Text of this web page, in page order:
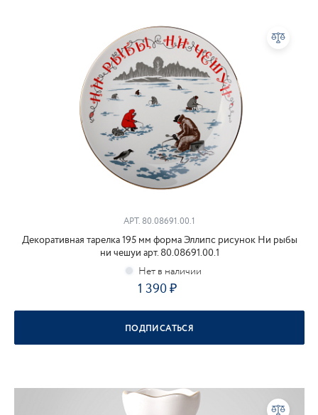
АРТ. 80.08691.00.1
Декоративная тарелка 195 мм форма Эллипс рисунок Ни рыбы
ни чешуи арт. 80.08691.00.1
1 390
ПОДПИСАТЬСЯ